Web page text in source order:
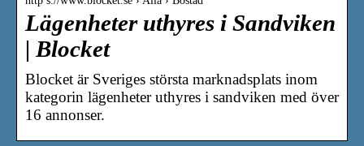
Lägenheter uthyres i Sandviken
| Blocket
Blocket är Sveriges största marknadsplats inom
kategorin lägenheter uthyres i sandviken med över
16 annonser.